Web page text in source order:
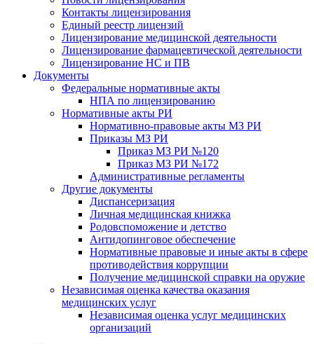
Контакты лицензирования
Единый реестр лицензий
Лицензирование медицинской деятельности
Лицензирование фармацевтической деятельности
Лицензирование НС и ПВ
Документы
Федеральные нормативные акты
НПА по лицензированию
Нормативные акты РИ
Нормативно-правовые акты МЗ РИ
Приказы МЗ РИ
Приказ МЗ РИ №120
Приказ МЗ РИ №172
Административные регламенты
Другие документы
Диспансеризация
Личная медицинская книжка
Родовспоможение и детство
Антидопинговое обеспечение
Нормативные правовые и иные акты в сфере
противодействия коррупции
Получение медицинской справки на оружие
Независимая оценка качества оказания
медицинских услуг
Независимая оценка услуг медицинскиx
организаций